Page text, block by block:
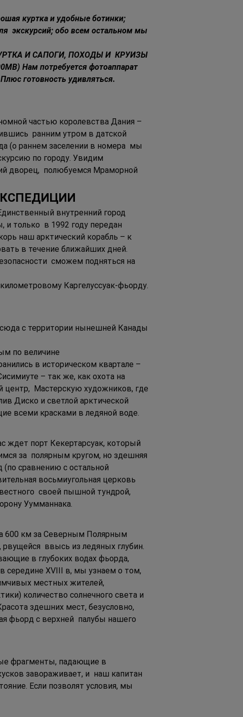
куртка и удобные ботинки;
экскурсий; обо всем остальном мы
И САПОГИ, ПОХОДЫ И  КРУИЗЫ
Нам потребуется фотоаппарат
готовность удивляться.
частью королевства Дания –
ранним утром в датской
(о раннем заселении в номера  мы
по городу. Увидим
дворец,  полюбуемся Мраморной
внутренний город
только  в 1992 году передан
наш арктический корабль – к
в течение ближайших дней.
сможем подняться на
Каргелуссуак-фьорду.
с территории нынешней Канады
по величине
в историческом квартале –
– так же, как охота на
центр,  Мастерскую художников, где
Диско и светлой арктической
всеми красками в ледяной воде.
ждет порт Кекертарсуак, который
за  полярным кругом, но здешняя
(по сравнению с остальной
восьмиугольная церковь
своей пышной тундрой,
Уумманнака.
600 км за Северным Полярным
ввысь из ледяных глубин.
в глубоких водах фьорда,
середине XVIII в, мы узнаем о том,
местных жителей,
количество солнечного света и
здешних мест, безусловно,
фьорд с верхней  палубы нашего
фрагменты, падающие в
завораживает, и  наш капитан
Если позволят условия, мы